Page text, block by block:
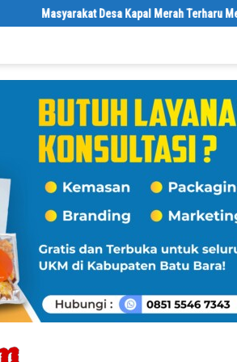
Merah Terharu Melihat Satgas TMMD Ke-129